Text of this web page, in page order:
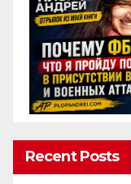
Recent Posts